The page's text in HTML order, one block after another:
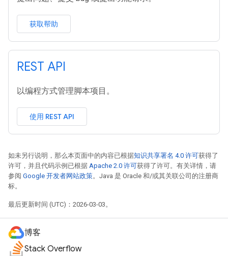
获取帮助
REST API
以编程方式管理脚本项目。
使用 REST API
如未另行说明，那么本页面中的内容已根据知识共享署名 4.0 许可获得了
许可，并且代码示例已根据 Apache 2.0 许可获得了许可。有关详情，请
参阅 Google 开发者网站政策。Java 是 Oracle 和/或其关联公司的注册商
标。
最后更新时间 (UTC)：2026-03-03。
博客
Stack Overflow